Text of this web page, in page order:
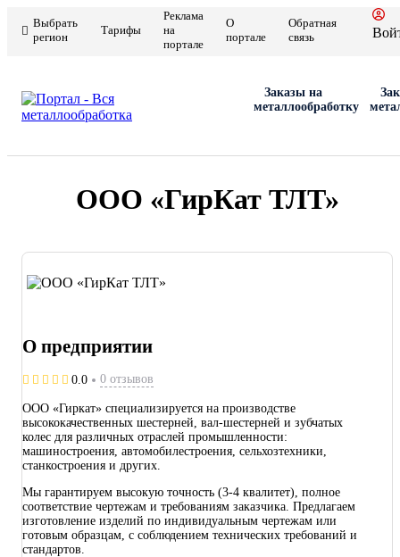
Выбрать
регион
Тарифы
Реклама
на
портале
О
портале
Обратная
связь
Заказы на
металлообработку
ООО «ГирКат ТЛТ»
О предприятии
0.0 0 отзывов
ООО «Гиркат» специализируется на производстве
высококачественных шестерней, вал-шестерней и зубчатых
колес для различных отраслей промышленности:
машиностроения, автомобилестроения, сельхозтехники,
станкостроения и других.
Мы гарантируем высокую точность (3-4 квалитет), полное
соответствие чертежам и требованиям заказчика. Предлагаем
изготовление изделий по индивидуальным чертежам или
готовым образцам, с соблюдением технических требований и
стандартов.